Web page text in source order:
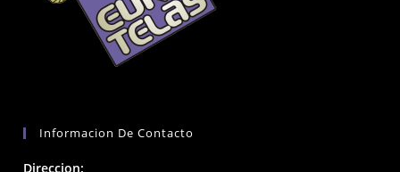
Informacion De Contacto
Direccion: